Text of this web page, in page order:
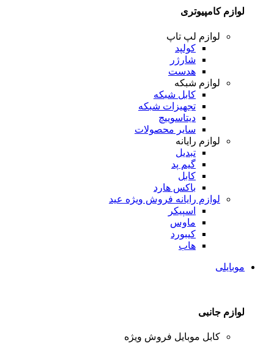
لوازم کامپیوتری
لوازم لپ تاپ
کولپد
شارژر
هدست
لوازم شبکه
کابل شبکه
تجهیزات شبکه
دیتاسوییچ
سایر محصولات
لوازم رایانه
تبدیل
گیم پد
کابل
باکس هارد
لوازم رایانه فروش ویژه عید
اسپیکر
ماوس
کیبورد
هاب
موبایلی
لوازم جانبی
کابل موبایل فروش ویژه